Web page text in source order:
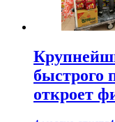
быстрого
откроет